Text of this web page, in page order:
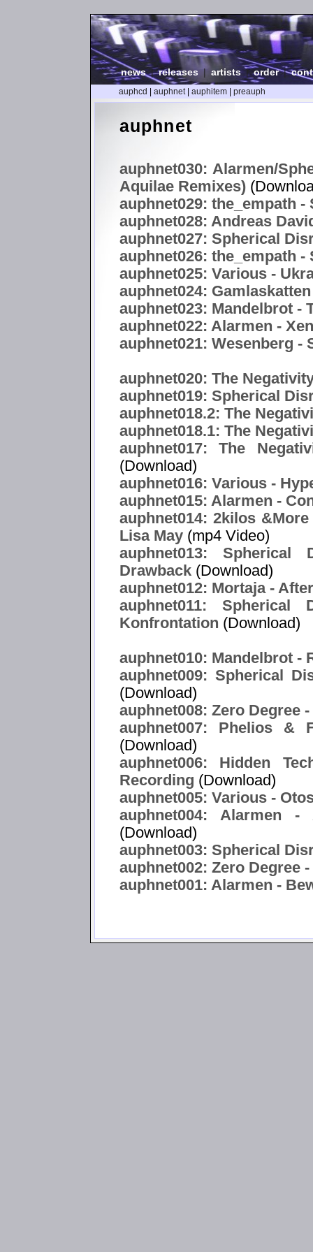
news|releases | artists |order|
auphcd auphnet| auphitem preauph
auphnet
auphnet030: Alarmen/
Aquilae Remixes)
auphnet029: the_empath -
auphnet028: Andreas
auphnet027: Spherical
auphnet026: the_empath -
auphnet025: Various -
auphnet024:
auphnet023: Mandelbrot -
auphnet022: Alarmen -
auphnet021: Wesenberg -
auphnet020: The
auphnet019: Spherical
auphnet018.2: The
auphnet018.1: The
auphnet017: The
(Download)
auphnet016: Various -
auphnet015: Alarmen -
auphnet014: 2kilos
Lisa May (mp4 Video)
auphnet013:
Drawback (Download)
auphnet012: Mortaja -
auphnet011:
Konfrontation (Download)
auphnet010: Mandelbrot -
auphnet009: Spherical
(Download)
auphnet008: Zero Degree
auphnet007: Phelios &
(Download)
auphnet006: Hidden
Recording (Download)
auphnet005: Various -
auphnet004:
(Download)
auphnet003: Spherical
auphnet002: Zero Degree
auphnet001: Alarmen -